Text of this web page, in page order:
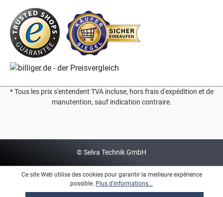
* Tous les prix s'entendent TVA incluse, hors frais d'expédition et de
manutention, sauf indication contraire.
© Selva Technik GmbH
Ce site Web utilise des cookies pour garantir la meilleure expérience
possible. Plus d'informations...